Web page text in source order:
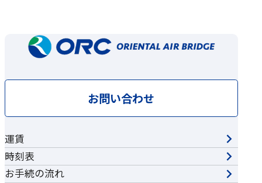
お問い合わせ
運賃
時刻表
お手続の流れ